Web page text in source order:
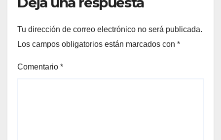
Tu dirección de correo electrónico no será publicada.
Los campos obligatorios están marcados con *
Comentario *